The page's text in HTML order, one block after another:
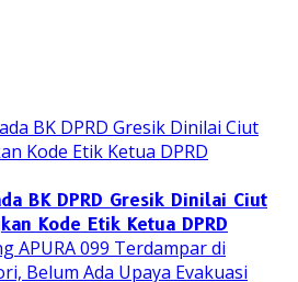
BK DPRD Gresik Dinilai Ciut
Kode Etik Ketua DPRD